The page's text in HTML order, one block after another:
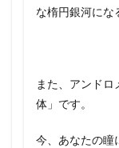
な楕円銀河にな
また、アンド
体」です。
今、あなたの瞳